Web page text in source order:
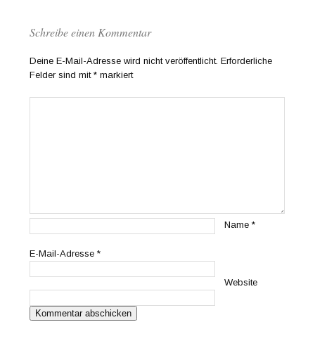
Schreibe einen Kommentar
Deine E-Mail-Adresse wird nicht veröffentlicht. Erforderliche
Felder sind mit* markiert
Name*
E-Mail-Adresse*
Website